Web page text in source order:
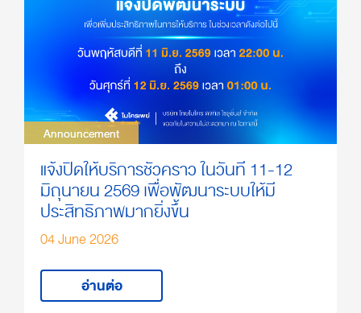
Announcement
Announcement
แจ้งปิดให้บริการชั่วคราว ในวันที่ 11-12
มิถุนายน 2569 เพื่อพัฒนาระบบให้มี
ประสิทธิภาพมากยิ่งขึ้น
04 June 2026
อ่านต่อ